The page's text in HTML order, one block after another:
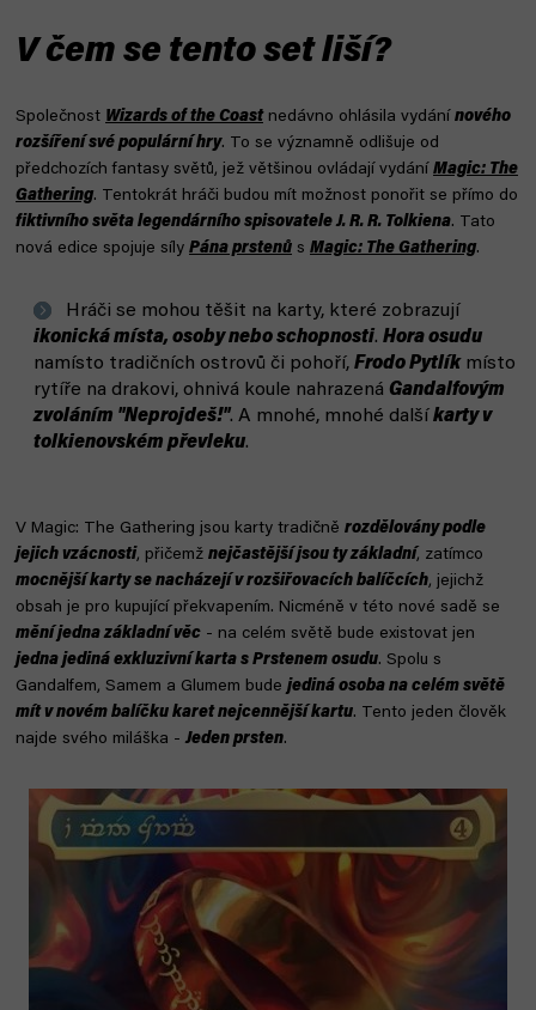
V čem se tento set liší?
Společnost Wizards of the Coastnedávno ohlásila vydání nového
rozšíření své populární hry. To se významně odlišuje od
předchozích fantasy světů, jež většinou ovládají vydání Magic: The
Gathering. Tentokrát hráči budou mít možnost ponořit se přímo do
fiktivního světa legendárního spisovatele J. R. R. Tolkiena. Tato
nová edice spojuje síly Pána prstenů s Magic: The Gathering.
Hráči se mohou těšit na karty, které zobrazují
ikonická místa, osoby nebo schopnosti. Hora osudu
namísto tradičních ostrovů či pohoří, Frodo Pytlíkmísto
rytíře na drakovi, ohnivá koule nahrazená Gandalfovým
zvoláním "Neprojdeš!". A mnohé, mnohé další karty v
tolkienovském převleku.
V Magic: The Gathering jsou karty tradičně rozdělovány podle
jejich vzácnosti, přičemž nejčastější jsou ty základní, zatímco
mocnější karty se nacházejí v rozšiřovacích balíčcích, jejichž
obsah je pro kupující překvapením. Nicméně v této nové sadě se
mění jedna základní věc - na celém světě bude existovat jen
jedna jediná exkluzivní karta s Prstenem osudu. Spolu s
Gandalfem, Samem a Glumem bude jediná osoba na celém světě
mít v novém balíčku karet nejcennější kartu. Tento jeden člověk
najde svého miláška - Jeden prsten.